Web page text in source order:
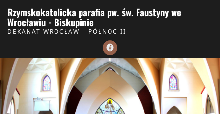
Rzymskokatolicka parafia pw. św. Faustyny we
Wrocławiu - Biskupinie
DEKANAT WROCŁAW – PÓŁNOC II